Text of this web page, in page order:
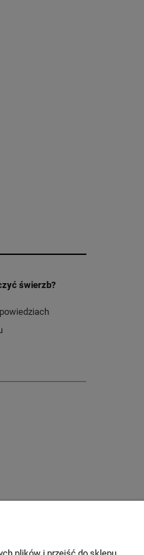
świerzb?